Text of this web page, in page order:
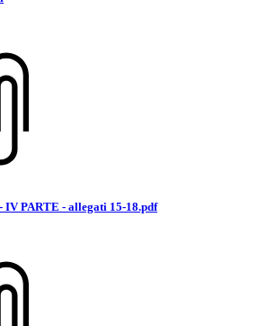
PARTE - allegati 15-18.pdf